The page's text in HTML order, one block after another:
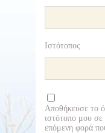
Ιστότοπος
Αποθήκευσε το
ιστότοπο μου σε
επόμενη φορά